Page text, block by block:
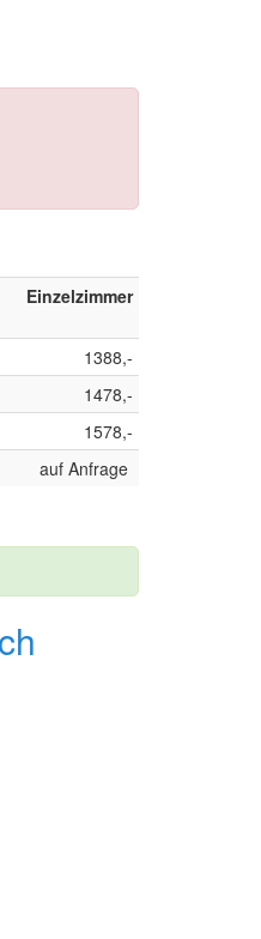
Einzelzimmer
1388,-
1478,-
1578,-
auf Anfrage